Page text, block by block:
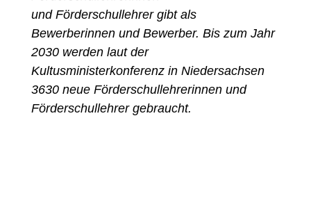
und Förderschullehrer gibt als
Bewerberinnen und Bewerber. Bis zum Jahr
2030 werden laut der
Kultusministerkonferenz in Niedersachsen
3630 neue Förderschullehrerinnen und
Förderschullehrer gebraucht.